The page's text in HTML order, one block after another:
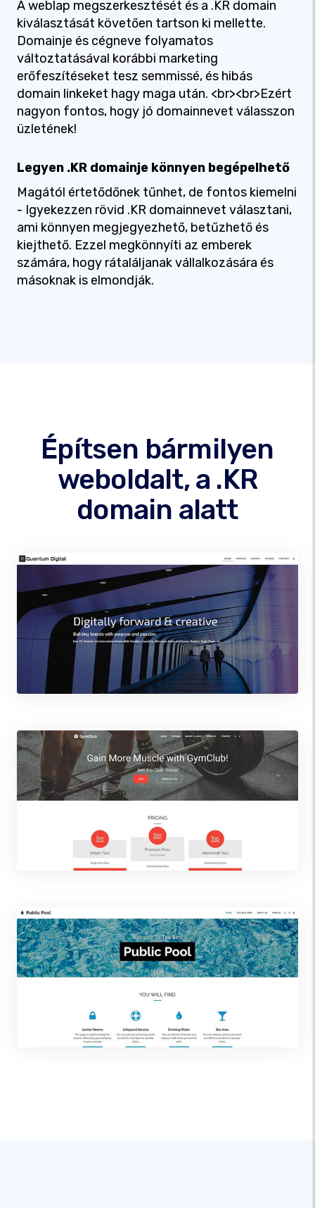
A weblap megszerkesztését és a .KR domain
kiválasztását követően tartson ki mellette.
Domainje és cégneve folyamatos
változtatásával korábbi marketing
erőfeszítéseket tesz semmissé, és hibás
domain linkeket hagy maga után. <br><br>Ezért
nagyon fontos, hogy jó domainnevet válasszon
üzletének!
Legyen .KR domainje könnyen begépelhető
Magától értetődőnek tűnhet, de fontos kiemelni
- Igyekezzen rövid .KR domainnevet választani,
ami könnyen megjegyezhető, betűzhető és
kiejthető. Ezzel megkönnyíti az emberek
számára, hogy rátaláljanak vállalkozására és
másoknak is elmondják.
Építsen bármilyen
weboldalt, a .KR
domain alatt